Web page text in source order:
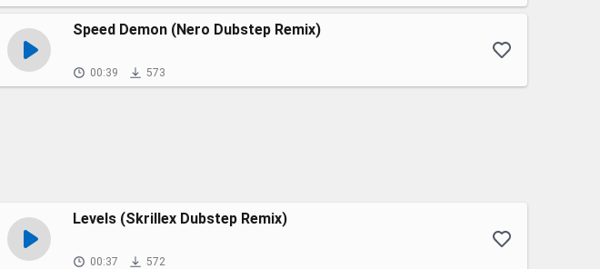
Speed Demon (Nero Dubstep Remix)
00:39 573
Levels (Skrillex Dubstep Remix)
00:37 572